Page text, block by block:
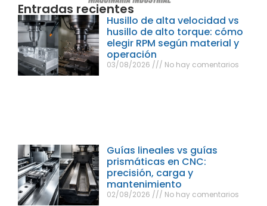
Entradas recientes
Husillo de alta velocidad vs
husillo de alto torque: cómo
elegir RPM según material y
operación
03/08/2026 No hay comentarios
Guías lineales vs guías
prismáticas en CNC:
precisión, carga y
mantenimiento
02/08/2026 No hay comentarios